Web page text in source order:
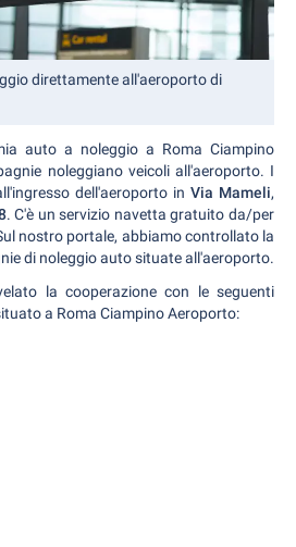
direttamente all'aeroporto di
auto a noleggio a Roma Ciampino
noleggiano veicoli all'aeroporto. I
dell'aeroporto in Via Mameli,
. C'è un servizio navetta gratuito da/per
nostro portale, abbiamo controllato la
di noleggio auto situate all'aeroporto.
la cooperazione con le seguenti
a Roma Ciampino Aeroporto: